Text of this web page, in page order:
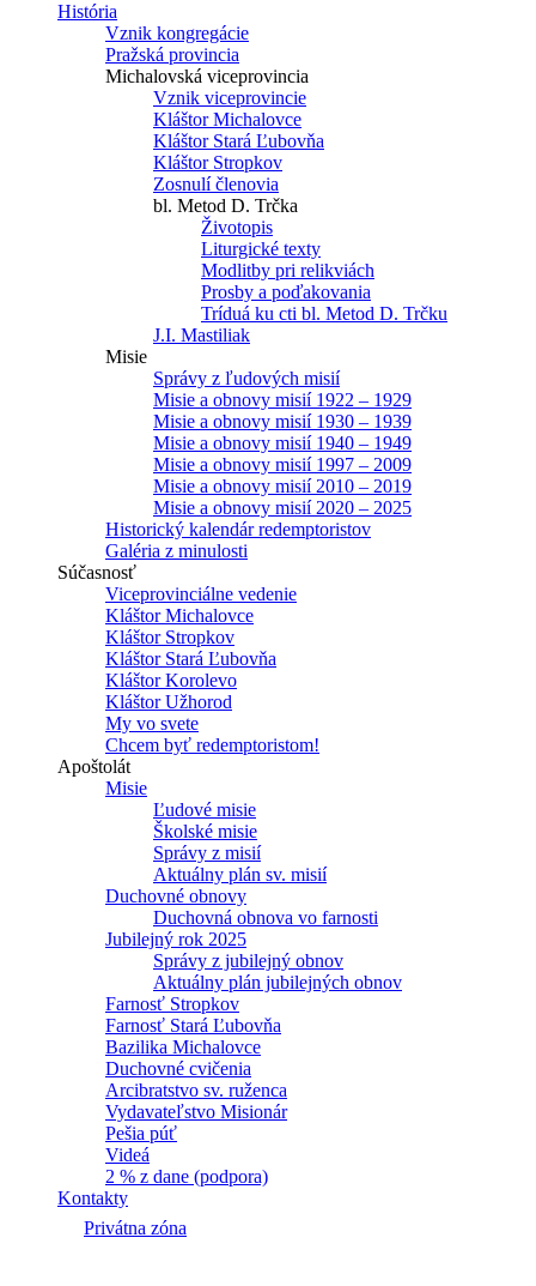
História
Vznik kongregácie
Pražská provincia
Michalovská viceprovincia
Vznik viceprovincie
Kláštor Michalovce
Kláštor Stará Ľubovňa
Kláštor Stropkov
Zosnulí členovia
bl. Metod D. Trčka
Životopis
Liturgické texty
Modlitby pri relikviách
Prosby a poďakovania
Tríduá ku cti bl. Metod D. Trčku
J.I. Mastiliak
Misie
Správy z ľudových misií
Misie a obnovy misií 1922 – 1929
Misie a obnovy misií 1930 – 1939
Misie a obnovy misií 1940 – 1949
Misie a obnovy misií 1997 – 2009
Misie a obnovy misií 2010 – 2019
Misie a obnovy misií 2020 – 2025
Historický kalendár redemptoristov
Galéria z minulosti
Súčasnosť
Viceprovinciálne vedenie
Kláštor Michalovce
Kláštor Stropkov
Kláštor Stará Ľubovňa
Kláštor Korolevo
Kláštor Užhorod
My vo svete
Chcem byť redemptoristom!
Apoštolát
Misie
Ľudové misie
Školské misie
Správy z misií
Aktuálny plán sv. misií
Duchovné obnovy
Duchovná obnova vo farnosti
Jubilejný rok 2025
Správy z jubilejný obnov
Aktuálny plán jubilejných obnov
Farnosť Stropkov
Farnosť Stará Ľubovňa
Bazilika Michalovce
Duchovné cvičenia
Arcibratstvo sv. ruženca
Vydavateľstvo Misionár
Pešia púť
Videá
2 % z dane (podpora)
Kontakty
Privátna zóna